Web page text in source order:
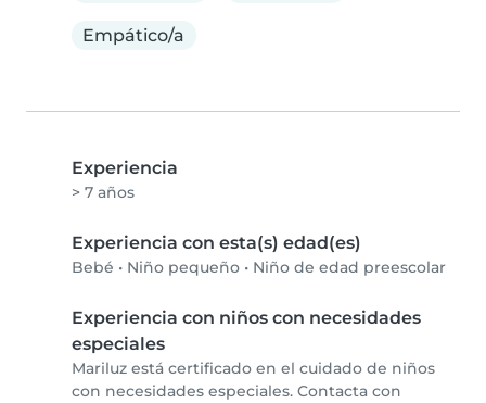
Empático/a
Experiencia
> 7 años
Experiencia con esta(s) edad(es)
Bebé • Niño pequeño • Niño de edad preescolar
Experiencia con niños con necesidades
especiales
Mariluz está certificado en el cuidado de niños
con necesidades especiales. Contacta con